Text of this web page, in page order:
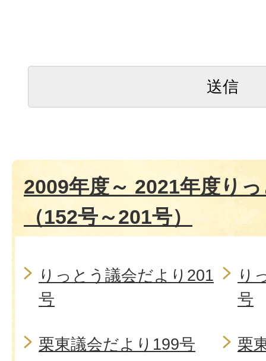
2009年度～ 2021年度り
（152号～201号）
りっとう議会だより201
号
り
号
栗東議会だより199号 栗